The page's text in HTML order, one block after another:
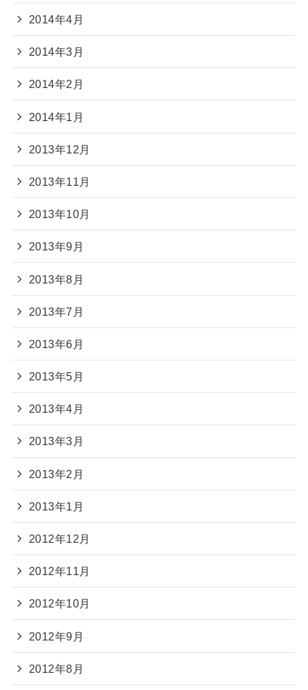
2014年4月
2014年3月
2014年2月
2014年1月
2013年12月
2013年11月
2013年10月
2013年9月
2013年8月
2013年7月
2013年6月
2013年5月
2013年4月
2013年3月
2013年2月
2013年1月
2012年12月
2012年11月
2012年10月
2012年9月
2012年8月